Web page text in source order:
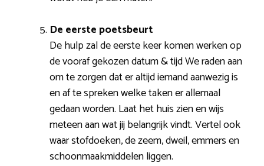
De eerste poetsbeurt
De hulp zal de eerste keer komen werken op
de vooraf gekozen datum & tijd We raden aan
om te zorgen dat er altijd iemand aanwezig is
en af te spreken welke taken er allemaal
gedaan worden. Laat het huis zien en wijs
meteen aan wat jij belangrijk vindt. Vertel ook
waar stofdoeken, de zeem, dweil, emmers en
schoonmaakmiddelen liggen.